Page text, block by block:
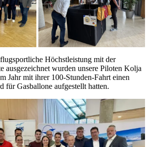
Höchstleistung mit der
ausgezeichnet wurden unsere Piloten Kolja
Jahr mit ihrer 100-Stunden-Fahrt einen
für Gasballone aufgestellt hatten.